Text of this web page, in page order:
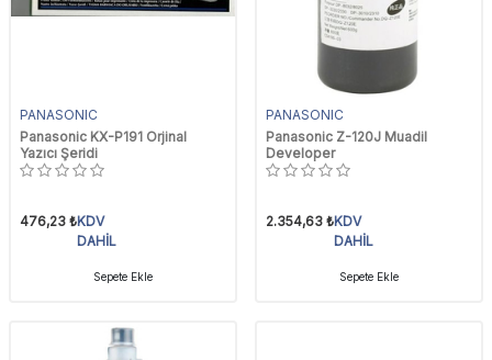
PANASONIC
Panasonic KX-P191 Orjinal
Yazıcı Şeridi
476,23 ₺KDV
DAHİL
Sepete Ekle
PANASONIC
Panasonic Z-120J Muadil
Developer
2.354,63 ₺KDV
DAHİL
Sepete Ekle